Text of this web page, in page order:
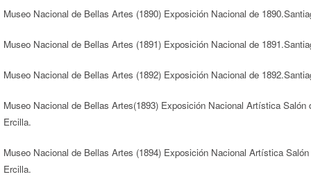
Museo Nacional de Bellas Artes (1890) Exposición Nacional de
Museo Nacional de Bellas Artes (1891) Exposición Nacional de
Museo Nacional de Bellas Artes (1892) Exposición Nacional de
Museo Nacional de Bellas Artes(1893) Exposición Nacional Artística
Ercilla.
Museo Nacional de Bellas Artes (1894) Exposición Nacional Artística
Ercilla.